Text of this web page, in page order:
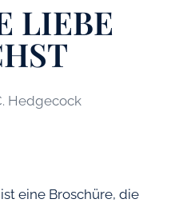
LIEBE
Hedgecock
eine Broschüre, die